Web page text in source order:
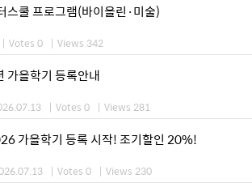
쿨 프로그램(바이올린·미술)
| Votes 0 | Views 342
가을학기 등록안내
| Votes 0 | Views 281
가을학기 등록 시작! 조기할인 20%!
| Votes 0 | Views 230